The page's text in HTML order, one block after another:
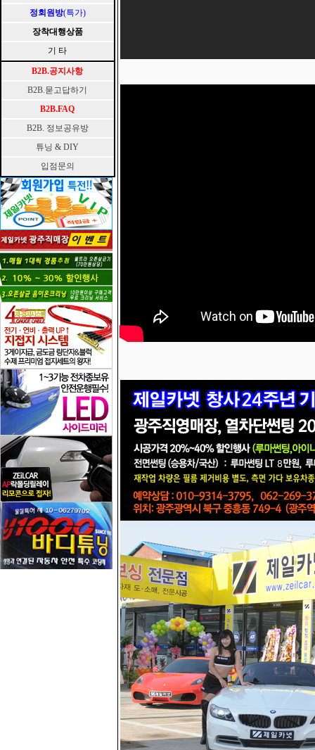
정회원방(특가)
장착대행상품
기 타
B2B.공지사항
B2B.묻고답하기
B2B.FAQ
B2B. 정보공유방
튜닝 & DIY
입점문의